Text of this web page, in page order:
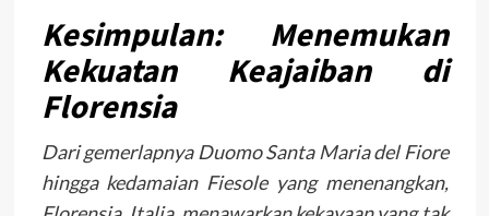
Kesimpulan: Menemukan
Kekuatan Keajaiban di
Florensia
Dari gemerlapnya Duomo Santa Maria del Fiore
hingga kedamaian Fiesole yang menenangkan,